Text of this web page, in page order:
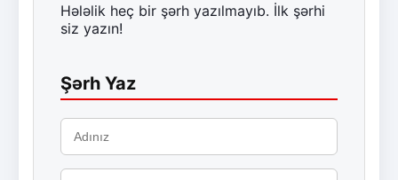
Hələlik heç bir şərh yazılmayıb. İlk şərhi
siz yazın!
Şərh Yaz